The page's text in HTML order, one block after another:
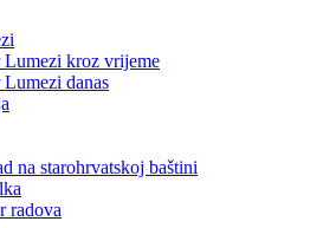
Lumezi kroz vrijeme
danas
na starohrvatskoj baštini
radova